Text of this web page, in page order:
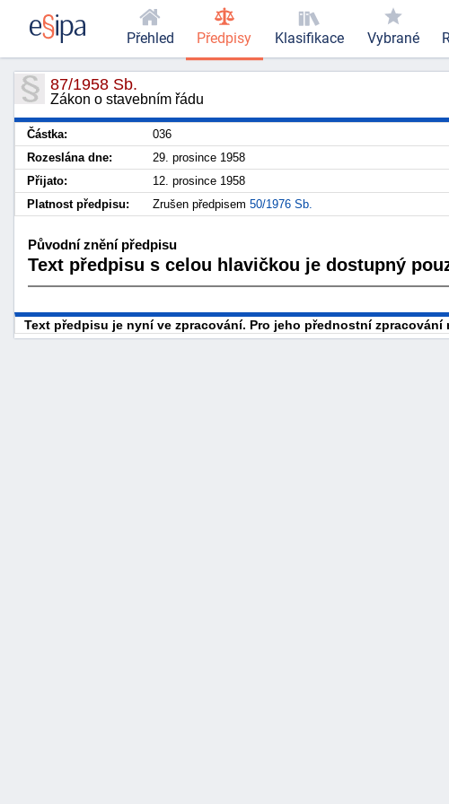
87/1958 Sb.
Zákon o stavebním řádu
Částka: 036
Rozeslána dne:
29. prosince 1958
Přijato:
12. prosince 1958
Platnost předpisu:
Zrušen předpisem 50/1976 Sb.
Původní znění předpisu
Text předpisu s celou hlavičkou je dostupný
Text předpisu je nyní ve zpracování. Pro jeho přednostní zpracování
Přehled Předpisy Klasifikace Vybrané